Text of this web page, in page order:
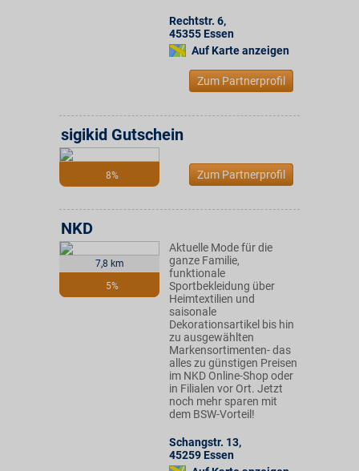
Rechtstr. 6,
45355 Essen
Auf Karte anzeigen
Zum Partnerprofil
8%
sigikid Gutschein
Zum Partnerprofil
7,8 km
5%
NKD
Aktuelle Mode für die
ganze Familie,
funktionale
Sportbekleidung über
Heimtextilien und
saisonale
Dekorationsartikel bis hin
zu ausgewählten
Markensortimenten- das
alles zu günstigen Preisen
im NKD Online-Shop oder
in Filialen vor Ort. Jetzt
noch mehr sparen mit
dem BSW-Vorteil!
Schangstr. 13,
45259 Essen